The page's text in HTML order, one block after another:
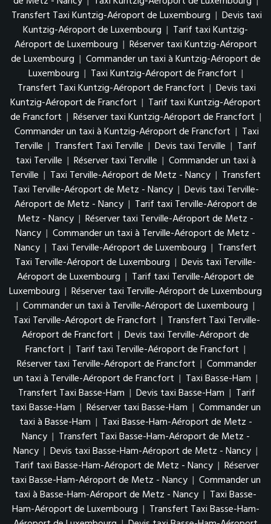
Transfert Taxi Kuntzig-Aéroport de Luxembourg | Devis taxi
Kuntzig-Aéroport de Luxembourg | Tarif taxi Kuntzig-
Aéroport de Luxembourg | Réserver taxi Kuntzig-Aéroport
de Luxembourg | Commander un taxi à Kuntzig-Aéroport de
Luxembourg | Taxi Kuntzig-Aéroport de Francfort |
Transfert Taxi Kuntzig-Aéroport de Francfort | Devis taxi
Kuntzig-Aéroport de Francfort | Tarif taxi Kuntzig-Aéroport
de Francfort | Réserver taxi Kuntzig-Aéroport de Francfort |
Commander un taxi à Kuntzig-Aéroport de Francfort | Taxi
Terville | Transfert Taxi Terville | Devis taxi Terville | Tarif
taxi Terville | Réserver taxi Terville | Commander un taxi à
Terville | Taxi Terville-Aéroport de Metz - Nancy | Transfert
Taxi Terville-Aéroport de Metz - Nancy | Devis taxi Terville-
Aéroport de Metz - Nancy | Tarif taxi Terville-Aéroport de
Metz - Nancy | Réserver taxi Terville-Aéroport de Metz -
Nancy | Commander un taxi à Terville-Aéroport de Metz -
Nancy | Taxi Terville-Aéroport de Luxembourg | Transfert
Taxi Terville-Aéroport de Luxembourg | Devis taxi Terville-
Aéroport de Luxembourg | Tarif taxi Terville-Aéroport de
Luxembourg | Réserver taxi Terville-Aéroport de Luxembourg
| Commander un taxi à Terville-Aéroport de Luxembourg |
Taxi Terville-Aéroport de Francfort | Transfert Taxi Terville-
Aéroport de Francfort | Devis taxi Terville-Aéroport de
Francfort | Tarif taxi Terville-Aéroport de Francfort |
Réserver taxi Terville-Aéroport de Francfort | Commander
un taxi à Terville-Aéroport de Francfort | Taxi Basse-Ham |
Transfert Taxi Basse-Ham | Devis taxi Basse-Ham | Tarif
taxi Basse-Ham | Réserver taxi Basse-Ham | Commander un
taxi à Basse-Ham | Taxi Basse-Ham-Aéroport de Metz -
Nancy | Transfert Taxi Basse-Ham-Aéroport de Metz -
Nancy | Devis taxi Basse-Ham-Aéroport de Metz - Nancy |
Tarif taxi Basse-Ham-Aéroport de Metz - Nancy | Réserver
taxi Basse-Ham-Aéroport de Metz - Nancy | Commander un
taxi à Basse-Ham-Aéroport de Metz - Nancy | Taxi Basse-
Ham-Aéroport de Luxembourg | Transfert Taxi Basse-Ham-